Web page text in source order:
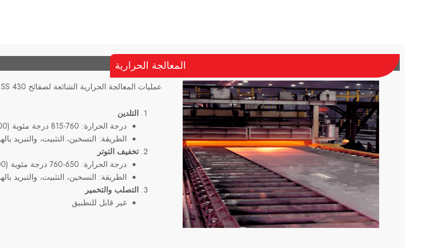
المعالجة الحرارية
عمليات المعالجة الحرارية الشائعة لصفائح SS 430:
التلدين
درجة الحرارة: 760-815 درجة مئوية (1400-1500 درجة فهرنهايت)
الطريقة: التسخين، التثبيت، والتبريد
تخفيف التوتر
درجة الحرارة: 650-760 درجة مئوية (1200-1400 درجة فهرنهايت)
الطريقة: التسخين، التثبيت، والتبريد
التصلب والتخمير
غير قابل للتطبيق